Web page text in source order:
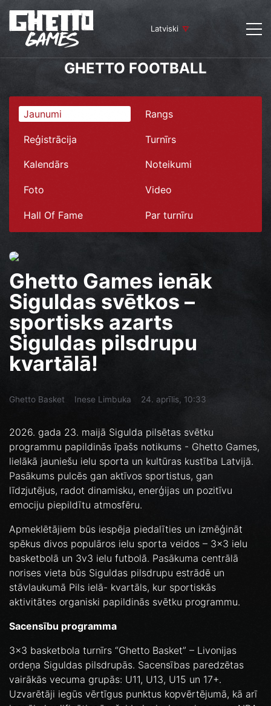
Latviski
GHETTO FOOTBALL
Jaunumi Rangs
Reģistrācija Turnīrs
Kalendārs Noteikumi
Foto Video
Hall Of Fame Par turnīru
Ghetto Games ienāk
Siguldas svētkos –
sportisks azarts
Siguldas pilsdrupu
kvartālā!
Ghetto Basket Inese Limbuka 24. aprīlis, 10:33
2026. gada 23. maijā Sigulda pilsētas svētku
programmu papildinās īpašs notikums - Ghetto Games,
lielākā jauniešu ielu sporta un kultūras kustība Latvijā.
Pasākums pulcēs gan aktīvos sportistus, gan
līdzjutējus, radot dinamisku, enerģijas un pozitīvu
emociju piepildītu atmosfēru.
Apmeklētājiem būs iespēja piedalīties un izmēģināt
spēkus divos populāros ielu sporta veidos – 3x3 ielu
basketbolā un 3v3 ielu futbolā. Pasākuma centrālā
norises vieta būs Siguldas pilsdrupu estrādē un
stāvlaukumā Pils ielā- kvartāls, kur sportiskās
aktivitātes organiski papildinās svētku programmu.
Sacensību programma
3x3 basketbola turnīrs “Ghetto Basket” – Livonijas
ordeņa Siguldas pilsdrupās. Sacensības paredzētas
vairākās vecuma grupās: U11, U13, U15 un 17+.
Uzvarētāji iegūs vērtīgus punktus kopvērtējumā, kā arī